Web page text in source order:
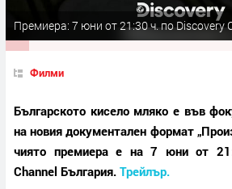
Премиера: 7 юни от 21:30 ч. по Discovery
Филми
Българското кисело мляко е във
на новия документален формат
чиято премиера е на 7 юни от
Channel България. Трейлър.